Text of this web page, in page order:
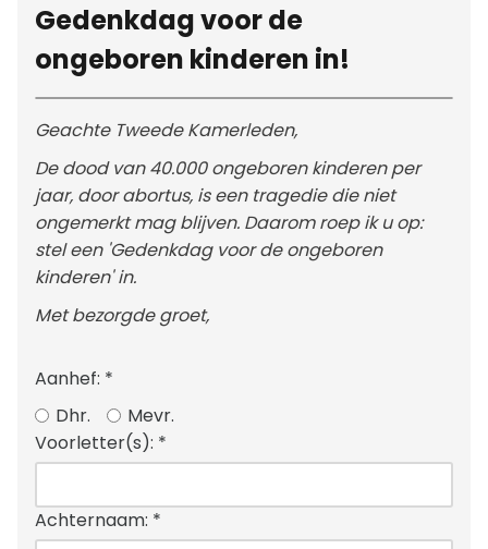
Gedenkdag voor de
ongeboren kinderen in!
Geachte Tweede Kamerleden,
De dood van 40.000 ongeboren kinderen per
jaar, door abortus, is een tragedie die niet
ongemerkt mag blijven. Daarom roep ik u op:
stel een 'Gedenkdag voor de ongeboren
kinderen' in.
Met bezorgde groet,
Aanhef: *
Dhr.
Mevr.
Voorletter(s): *
Achternaam: *